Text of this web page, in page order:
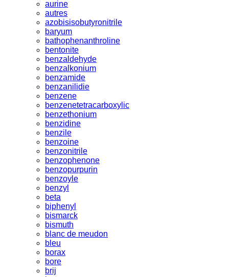
aurine
autres
azobisisobutyronitrile
baryum
bathophenanthroline
bentonite
benzaldehyde
benzalkonium
benzamide
benzanilidie
benzene
benzenetetracarboxylic
benzethonium
benzidine
benzile
benzoine
benzonitrile
benzophenone
benzopurpurin
benzoyle
benzyl
beta
biphenyl
bismarck
bismuth
blanc de meudon
bleu
borax
bore
brij